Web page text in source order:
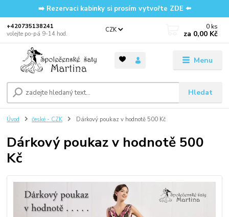
➡️ Rezervaci kabinky si prosím vytvořte ZDE ⬅️
Menu
CZK
Hledat
‭+420735138241
volejte po-pá 9-14 hod.
0 ks
za 0,00 Kč
Úvod české - CZK Dárkový poukaz v hodnotě 500 Kč
Dárkový poukaz v hodnotě 500
Kč